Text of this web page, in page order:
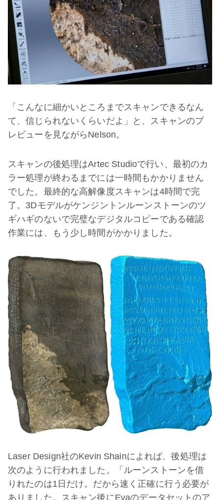
「こんなに細かいところまでスキャンできるなん
て、信じられないくらいだよ」と、スキャンのプ
レビューを見ながらNelson。
スキャンの後処理はArtec Studioで行い、最初のカ
ラー処理が終わるまでには一時間もかかりません
でした。最終的な高解像度スキャンは4時間で完
了。3Dモデルがケンジントンルーンストーンのツ
ギハギのないで完璧なデジタルコピーである確認
作業には、もう少し時間がかかりました。
Laser Design社のKevin Shainによれば、後処理は
次のように行われました。「ルーンストーンを借
りれたのは1日だけ。だから速く正確に行う必要が
ありました。スキャン後にEvaのデータセットのア